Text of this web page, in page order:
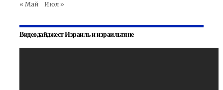
« Май Июл »
Видеодайджест Израиль и израильтяне